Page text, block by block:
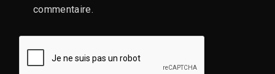
commentaire.